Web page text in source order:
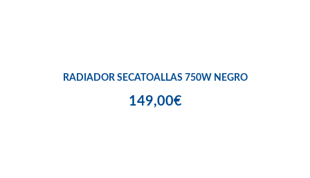
RADIADOR SECATOALLAS 750W NEGRO
149,00€